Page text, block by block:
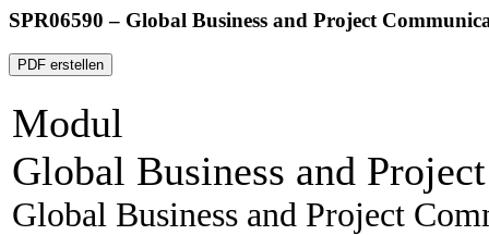
SPR06590 – Global Business and Project
PDF erstellen
Modul
Global Business and
Global Business and Project